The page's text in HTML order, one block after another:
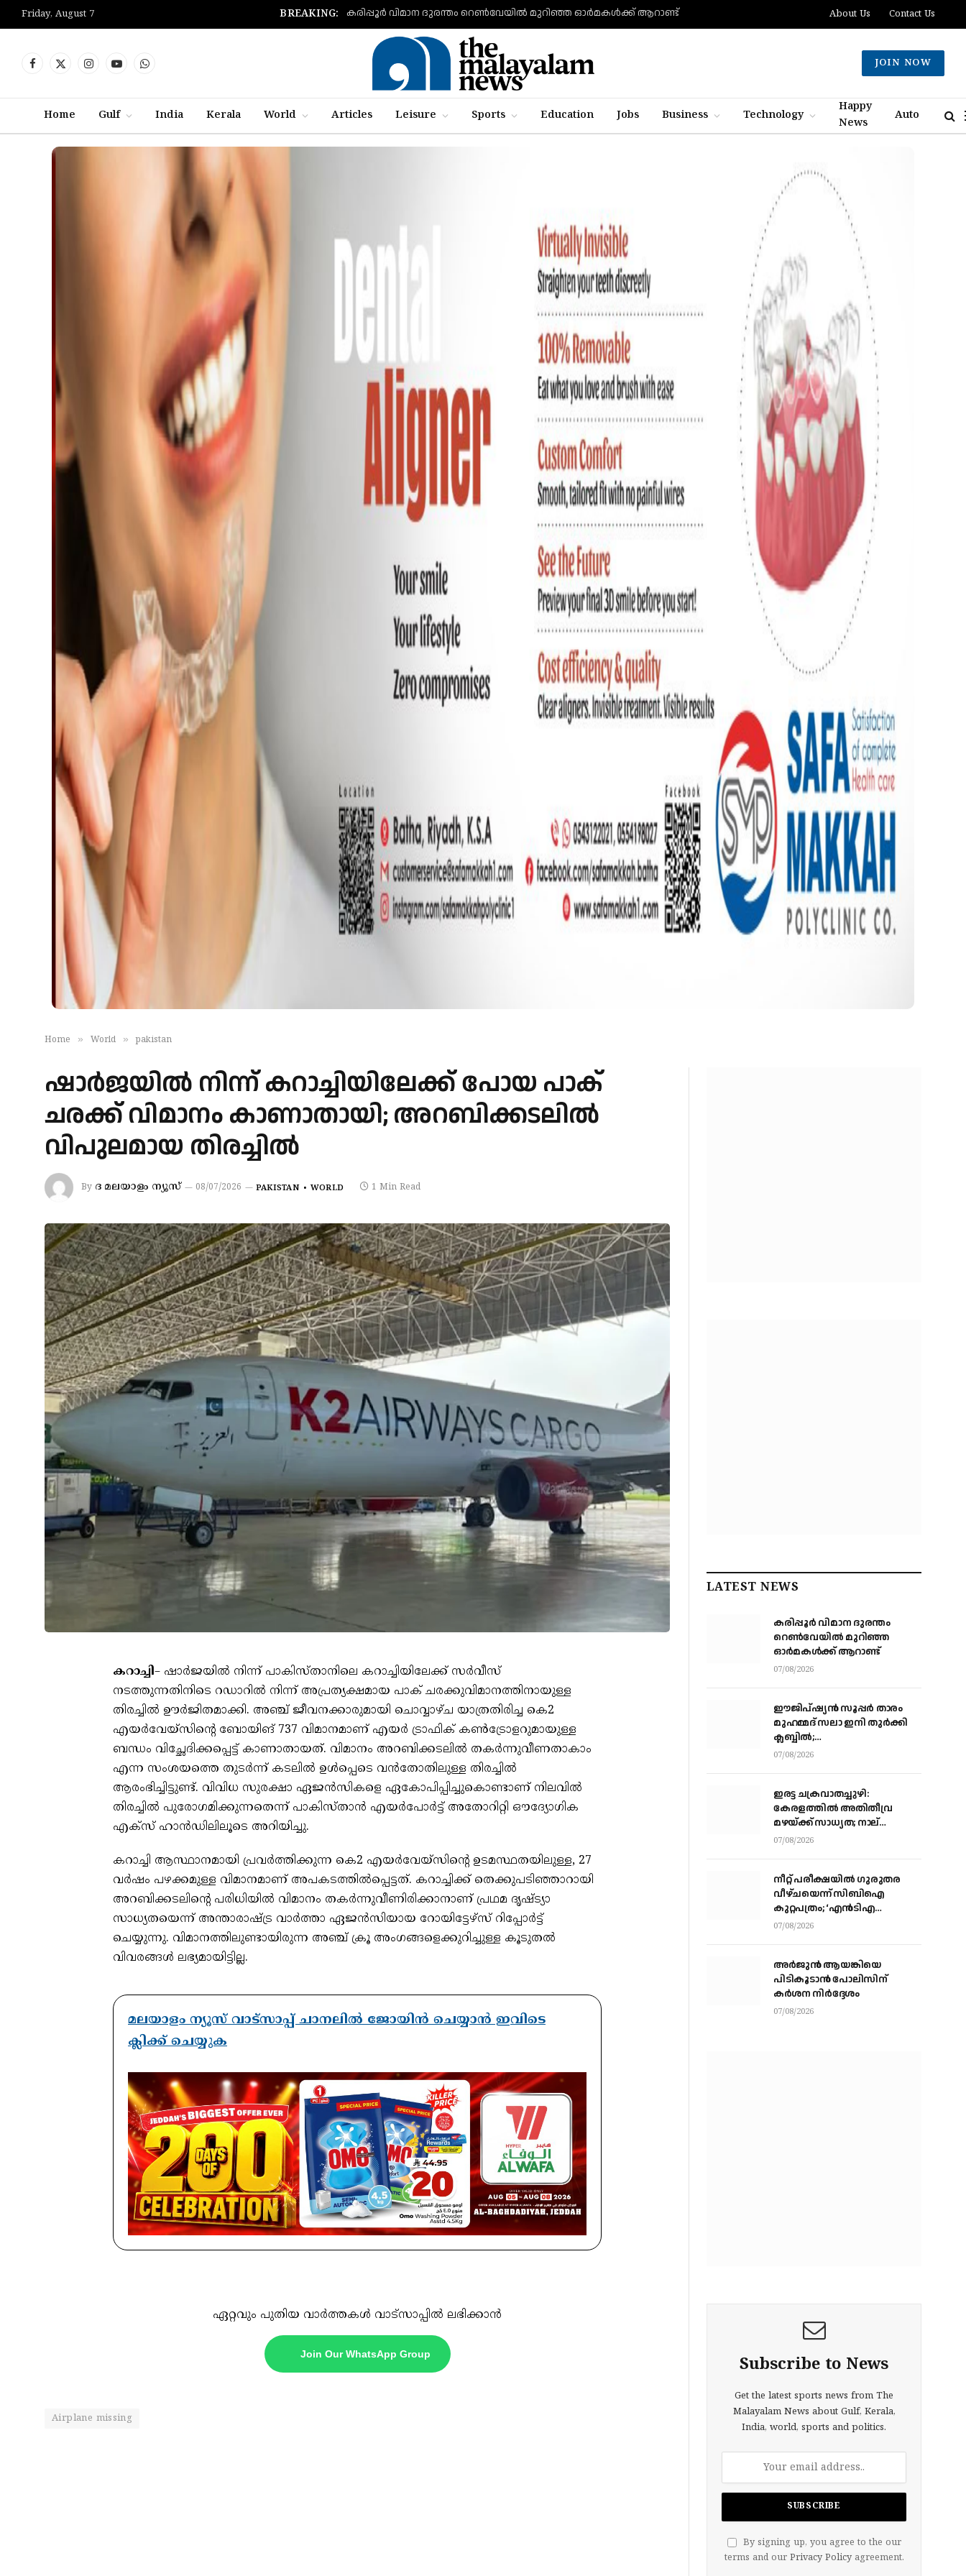
Friday, August 7 BREAKING: കരിപ്പൂര്‍ വിമാന ദുരന്തം റെണ്‍വേയില്‍ മുറിഞ്ഞ ഓര്‍മകള്‍ക്ക് ആറാണ്ട് About Us Contact Us
Facebook
X
InstagramYouTubeWhatsApp
JOIN NOW
Home Gulf India Kerala World Articles Leisure Sports Education Jobs Business Technology
Happy
News
Auto
Home » World » pakistan
ഷാർജയിൽ നിന്ന് കറാച്ചിയിലേക്ക് പോയ പാക്
ചരക്ക് വിമാനം കാണാതായി; അറബിക്കടലിൽ
വിപുലമായ തിരച്ചിൽ
By ദ മലയാളം ന്യൂസ് 08/07/2026 PAKISTAN WORLD 1 Min Read
കറാച്ചി– ഷാർജയിൽ നിന്ന് പാകിസ്താനിലെ കറാച്ചിയിലേക്ക് സർവീസ്
നടത്തുന്നതിനിടെ റഡാറിൽ നിന്ന് അപ്രത്യക്ഷമായ പാക് ചരക്കുവിമാനത്തിനായുള്ള
തിരച്ചിൽ ഊർജിതമാക്കി. അഞ്ച് ജീവനക്കാരുമായി ചൊവ്വാഴ്ച യാത്രതിരിച്ച കെ2
എയർവേയ്‌സിന്റെ ബോയിങ് 737 വിമാനമാണ് എയർ ട്രാഫിക് കൺട്രോളറുമായുള്ള
ബന്ധം വിച്ഛേദിക്കപ്പെട്ട് കാണാതായത്. വിമാനം അറബിക്കടലിൽ തകർന്നുവീണതാകാം
എന്ന സംശയത്തെ തുടർന്ന് കടലിൽ ഉൾപ്പെടെ വൻതോതിലുള്ള തിരച്ചിൽ
ആരംഭിച്ചിട്ടുണ്ട്. വിവിധ സുരക്ഷാ ഏജൻസികളെ ഏകോപിപ്പിച്ചുകൊണ്ടാണ് നിലവിൽ
തിരച്ചിൽ പുരോഗമിക്കുന്നതെന്ന് പാകിസ്താൻ എയർപോർട്ട് അതോറിറ്റി ഔദ്യോഗിക
എക്സ് ഹാൻഡിലിലൂടെ അറിയിച്ചു.
കറാച്ചി ആസ്ഥാനമായി പ്രവർത്തിക്കുന്ന കെ2 എയർവേയ്‌സിന്റെ ഉടമസ്ഥതയിലുള്ള, 27
വർഷം പഴക്കമുള്ള വിമാനമാണ് അപകടത്തിൽപ്പെട്ടത്. കറാച്ചിക്ക് തെക്കുപടിഞ്ഞാറായി
അറബിക്കടലിന്റെ പരിധിയിൽ വിമാനം തകർന്നുവീണിരിക്കാനാണ് പ്രഥമ ദൃഷ്ട്യാ
സാധ്യതയെന്ന് അന്താരാഷ്ട്ര വാർത്താ ഏജൻസിയായ റോയിട്ടേഴ്‌സ് റിപ്പോർട്ട്
ചെയ്യുന്നു. വിമാനത്തിലുണ്ടായിരുന്ന അഞ്ച് ക്രൂ അംഗങ്ങളെക്കുറിച്ചുള്ള കൂടുതൽ
വിവരങ്ങൾ ലഭ്യമായിട്ടില്ല.
മലയാളം ന്യൂസ് വാട്സാപ്പ് ചാനലിൽ ജോയിൻ ചെയ്യാൻ ഇവിടെ
ക്ലിക്ക് ചെയ്യുക
ഏറ്റവും പുതിയ വാർത്തകൾ വാട്സാപ്പിൽ ലഭിക്കാൻ
Join Our WhatsApp Group
Airplane missing
LATEST NEWS
കരിപ്പൂര്‍ വിമാന ദുരന്തം
റെണ്‍വേയില്‍ മുറിഞ്ഞ
ഓര്‍മകള്‍ക്ക് ആറാണ്ട്
07/08/2026
ഈജിപ്ഷ്യന്‍ സൂപ്പര്‍ താരം
മുഹമ്മദ് സലാ ഇനി തുര്‍ക്കി
ക്ലബ്ബില്‍;
ട്രാബ്‌സണ്‍സ്‌പോറിലെ കരാര്‍
07/08/2026
ഇരട്ട ചക്രവാതച്ചുഴി:
കേരളത്തില്‍ അതിതീവ്ര
മഴയ്ക്ക് സാധ്യത; നാല്
ജില്ലകളില്‍ റെഡ് അലര്‍ട്ട്
07/08/2026
നീറ്റ് പരീക്ഷയില്‍ ഗുരുതര
വീഴ്ചയെന്ന് സിബിഐ
കുറ്റപത്രം; ‘എന്‍ടിഎ
ഓഫീസില്‍ നിന്ന് മൂന്ന് വിഷയ
ചോര്‍ത്തി’
07/08/2026
അര്‍ജുന്‍ ആയങ്കിയെ
പിടികൂടാന്‍ പോലിസിന്
കര്‍ശന നിര്‍ദ്ദേശം
07/08/2026
Subscribe to News
Get the latest sports news from The
Malayalam News about Gulf, Kerala,
India, world, sports and politics.
By signing up, you agree to the our
terms and our Privacy Policyagreement.